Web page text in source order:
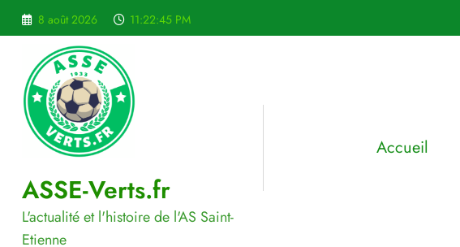
Aller
8 août 2026 11:22:46 PM
ASSE-Verts.fr
L'actualité et l'histoire de l'AS Saint-
Etienne
Accueil